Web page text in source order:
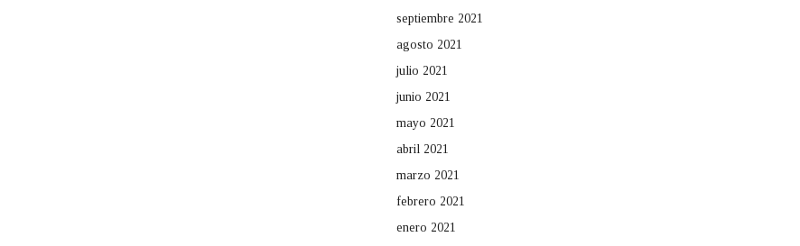
septiembre 2021
agosto 2021
julio 2021
junio 2021
mayo 2021
abril 2021
marzo 2021
febrero 2021
enero 2021